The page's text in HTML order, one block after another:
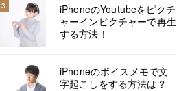
3
iPhoneのYoutubeをピクチ
ャーインピクチャーで再生
する方法！
iPhoneのボイスメモで文
字起こしをする方法は？